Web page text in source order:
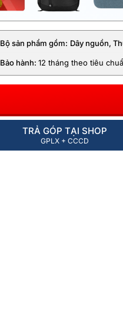
Bộ sản phẩm gồm: Dây nguồn,
Bảo hành: 12 tháng theo tiêu
TRẢ GÓP TẠI SHOP
GPLX + CCCD